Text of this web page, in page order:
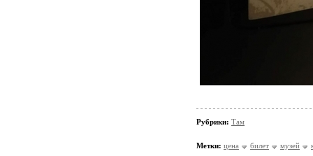
Рубрики: Там
Метки: цена билет музей